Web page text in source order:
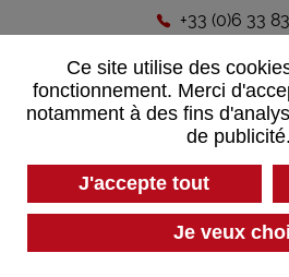
+33 (0)6 33
CONTACTEZ-
Suivez-nous sur les
Données
Ce site utilise des
fonctionnement. Merci
notamment à des fins
de publicité.
J'accepte tout
Je veux